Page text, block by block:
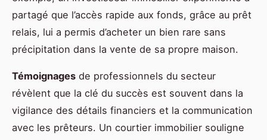
partagé que l’accès rapide aux fonds, grâce au prêt
relais, lui a permis d’acheter un bien rare sans
précipitation dans la vente de sa propre maison.
Témoignages de professionnels du secteur
révèlent que la clé du succès est souvent dans la
vigilance des détails financiers et la communication
avec les prêteurs. Un courtier immobilier souligne